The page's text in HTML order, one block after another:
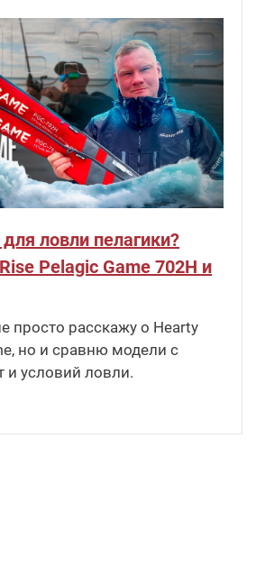
ловли пелагики?
Pelagic Game 702H и
просто расскажу о Hearty
но и сравню модели с
и условий ловли.